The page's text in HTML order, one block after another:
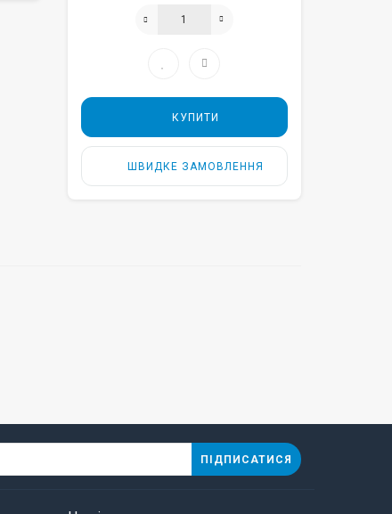
КУПИТИ
ШВИДКЕ ЗАМОВЛЕННЯ
ПІДПИСАТИСЯ